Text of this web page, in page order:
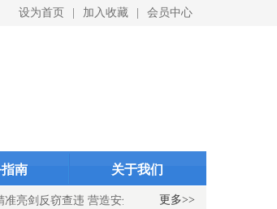
设为首页 加入收藏 会员中心
南 关于我们
更多>>
亮剑反窃查违 营造安全有序用电环境